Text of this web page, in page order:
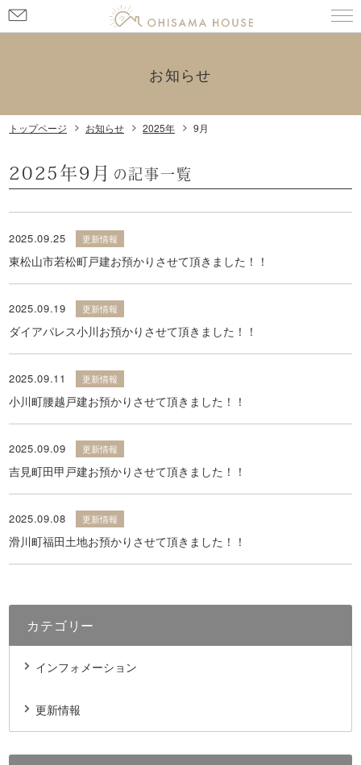
問
お知らせ
トップページ お知らせ 2025年 9月
2025年9月 の記事一覧
2025.09.25 更新情報
東松山市若松町戸建お預かりさせて頂きました！！
2025.09.19 更新情報
ダイアパレス小川お預かりさせて頂きました！！
2025.09.11 更新情報
小川町腰越戸建お預かりさせて頂きました！！
2025.09.09 更新情報
吉見町田甲戸建お預かりさせて頂きました！！
2025.09.08 更新情報
滑川町福田土地お預かりさせて頂きました！！
カテゴリー
インフォメーション
更新情報